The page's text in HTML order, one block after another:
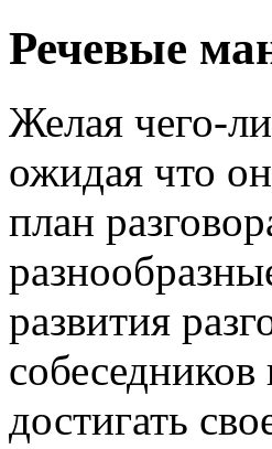
Речевые
Желая чего-
ожидая что
план
развития
достигать